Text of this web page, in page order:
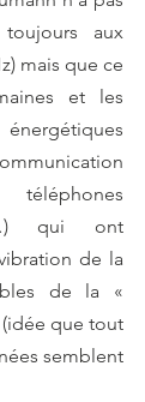
aux
mais que ce
et les
qui ont
de la
de la «
que tout
semblent